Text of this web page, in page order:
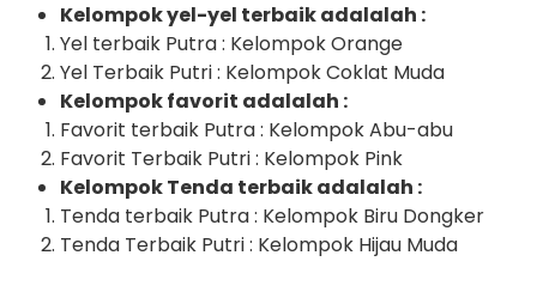
Kelompok yel-yel terbaik adalalah :
Yel terbaik Putra : Kelompok Orange
Yel Terbaik Putri : Kelompok Coklat Muda
Kelompok favorit adalalah :
Favorit terbaik Putra : Kelompok Abu-abu
Favorit Terbaik Putri : Kelompok Pink
Kelompok Tenda terbaik adalalah :
Tenda terbaik Putra : Kelompok Biru Dongker
Tenda Terbaik Putri : Kelompok Hijau Muda